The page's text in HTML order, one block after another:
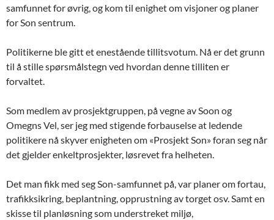
samfunnet for øvrig, og kom til enighet om visjoner og planer
for Son sentrum.
Politikerne ble gitt et enestående tillitsvotum. Nå er det grunn
til å stille spørsmålstegn ved hvordan denne tilliten er
forvaltet.
Som medlem av prosjektgruppen, på vegne av Soon og
Omegns Vel, ser jeg med stigende forbauselse at ledende
politikere nå skyver enigheten om «Prosjekt Son» foran seg når
det gjelder enkeltprosjekter, løsrevet fra helheten.
Det man fikk med seg Son-samfunnet på, var planer om fortau,
trafikksikring, beplantning, opprustning av torget osv. Samt en
skisse til planløsning som understreket miljø,